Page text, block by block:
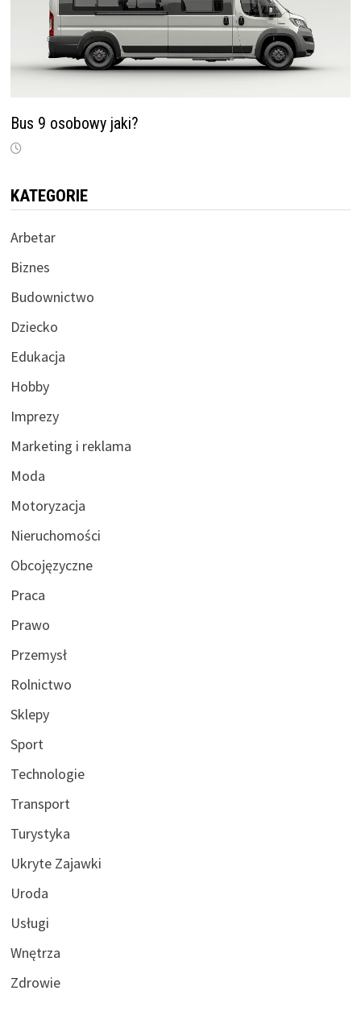
Bus 9 osobowy jaki?
KATEGORIE
Arbetar
Biznes
Budownictwo
Dziecko
Edukacja
Hobby
Imprezy
Marketing i reklama
Moda
Motoryzacja
Nieruchomości
Obcojęzyczne
Praca
Prawo
Przemysł
Rolnictwo
Sklepy
Sport
Technologie
Transport
Turystyka
Ukryte Zajawki
Uroda
Usługi
Wnętrza
Zdrowie